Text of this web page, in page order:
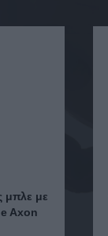
μπλε με
Axon